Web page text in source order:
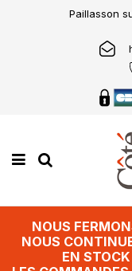
Paillasson
NOUS
NOUS
EN